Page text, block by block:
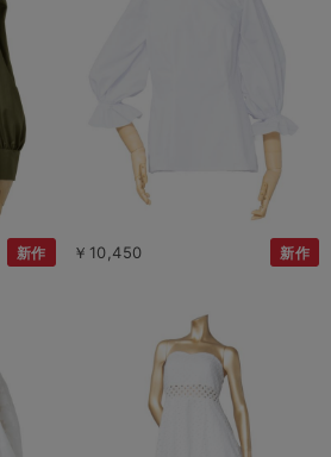
新作 ￥10,450 新作